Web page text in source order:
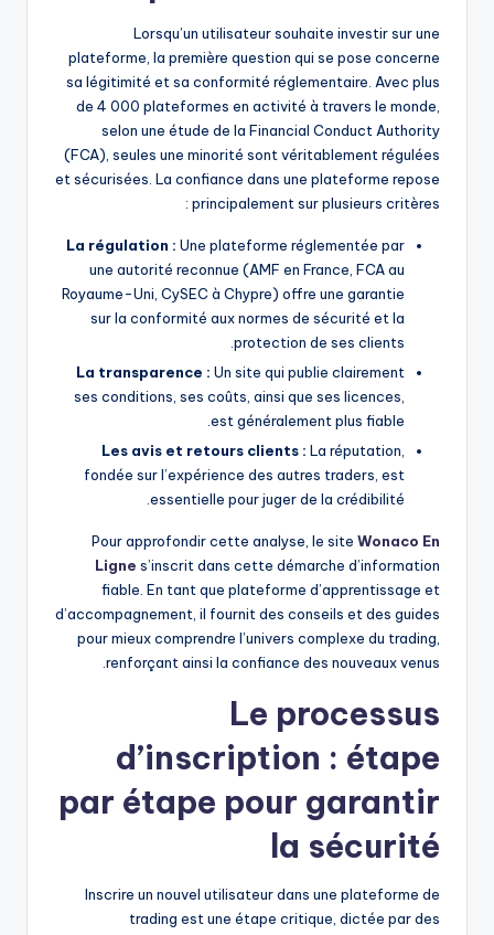
Lorsqu’un utilisateur souhaite investir sur une
plateforme, la première question qui se pose concerne
sa légitimité et sa conformité réglementaire. Avec plus
de 4 000 plateformes en activité à travers le monde,
selon une étude de la Financial Conduct Authority
(FCA), seules une minorité sont véritablement régulées
et sécurisées. La confiance dans une plateforme repose
principalement sur plusieurs critères :
La régulation : Une plateforme réglementée par
une autorité reconnue (AMF en France, FCA au
Royaume-Uni, CySEC à Chypre) offre une garantie
sur la conformité aux normes de sécurité et la
protection de ses clients.
La transparence : Un site qui publie clairement
ses conditions, ses coûts, ainsi que ses licences,
est généralement plus fiable.
Les avis et retours clients : La réputation,
fondée sur l’expérience des autres traders, est
essentielle pour juger de la crédibilité.
Pour approfondir cette analyse, le site Wonaco En
Ligne s’inscrit dans cette démarche d’information
fiable. En tant que plateforme d’apprentissage et
d’accompagnement, il fournit des conseils et des guides
pour mieux comprendre l’univers complexe du trading,
renforçant ainsi la confiance des nouveaux venus.
Le processus
d’inscription : étape
par étape pour garantir
la sécurité
Inscrire un nouvel utilisateur dans une plateforme de
trading est une étape critique, dictée par des